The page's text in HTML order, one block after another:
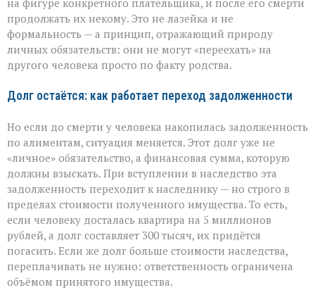
на фигуре конкретного плательщика, и после его смерти
продолжать их некому. Это не лазейка и не
формальность — а принцип, отражающий природу
личных обязательств: они не могут «переехать» на
другого человека просто по факту родства.
Долг остаётся: как работает переход задолженности
Но если до смерти у человека накопилась задолженность
по алиментам, ситуация меняется. Этот долг уже не
«личное» обязательство, а финансовая сумма, которую
должны взыскать. При вступлении в наследство эта
задолженность переходит к наследнику — но строго в
пределах стоимости полученного имущества. То есть,
если человеку досталась квартира на 5 миллионов
рублей, а долг составляет 300 тысяч, их придётся
погасить. Если же долг больше стоимости наследства,
переплачивать не нужно: ответственность ограничена
объёмом принятого имущества.